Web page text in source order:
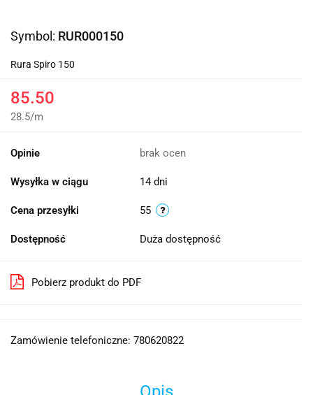
Symbol: RUR000150
Rura Spiro 150
85.50
28.5/m
Opinie brak ocen
Wysyłka w ciągu 14 dni
Cena przesyłki 55
Dostępność Duża dostępność
Pobierz produkt do PDF
Zamówienie telefoniczne: 780620822